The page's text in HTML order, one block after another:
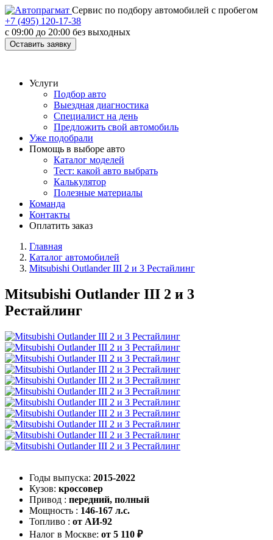
Cервис по подбору автомобилей с пробегом
+7 (495) 120-17-38
с 09:00 до 20:00 без выходных
Оставить заявку
Услуги
Подбор авто
Выездная диагностика
Специалист на день
Предложить свой автомобиль
Уже подобрали
Помощь в выборе авто
Каталог моделей
Тест: какой авто выбрать
Калькулятор
Полезные материалы
Команда
Контакты
Оплатить заказ
Главная
Каталог автомобилей
Mitsubishi Outlander III 2 и 3 Рестайлинг
Mitsubishi Outlander III 2 и 3
Рестайлинг
Годы выпуска: 2015-2022
Кузов: кроссовер
Привод : передний, полный
Мощность : 146-167 л.с.
Топливо : от АИ-92
Налог в Москве: от 5 110 ₽